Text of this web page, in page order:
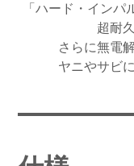
「ハード・イン
超耐
さらに無電
ヤニやサビ